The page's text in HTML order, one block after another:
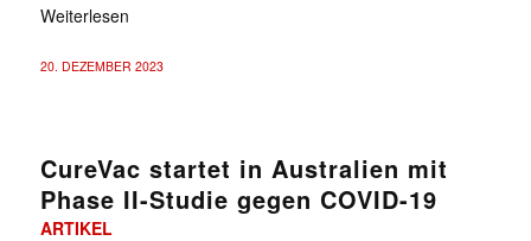
Weiterlesen
20. DEZEMBER 2023
CureVac startet in Australien mit
Phase II-Studie gegen COVID-19
ARTIKEL